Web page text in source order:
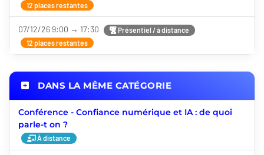
12 places restantes
07/12/26 9:00 → 17:30
Présentiel / à distance
12 places restantes
DANS LA MÊME CATÉGORIE
Conférence - Confiance numérique et IA : de quoi
parle-t on ?
À distance